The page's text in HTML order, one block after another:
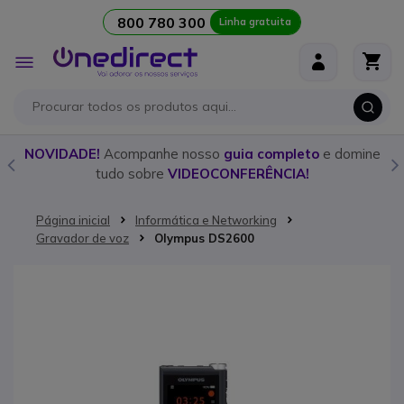
800 780 300 Linha gratuita
Alternar
Nav
NOVIDADE! Acompanhe nosso guia completoe domine
tudo sobre VIDEOCONFERÊNCIA!
Página inicial
Informática e Networking
Gravador de voz
Olympus DS2600